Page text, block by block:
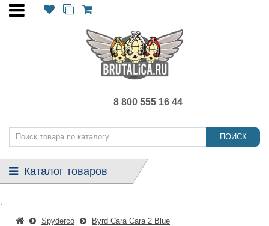
8 800 555 16 44
ПОИСК
Каталог товаров
Spyderco Byrd Cara Cara 2 Blue